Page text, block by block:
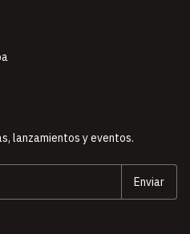
lanzamientos y eventos.